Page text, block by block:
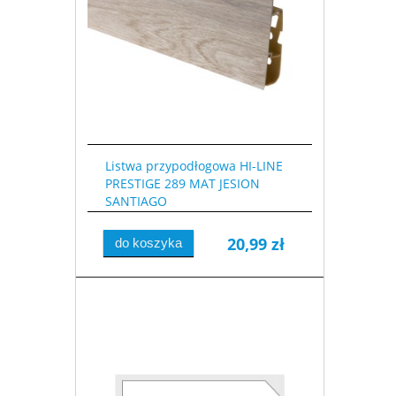
Listwa przypodłogowa HI-LINE
PRESTIGE 289 MAT JESION
SANTIAGO
20,99 zł
do koszyka